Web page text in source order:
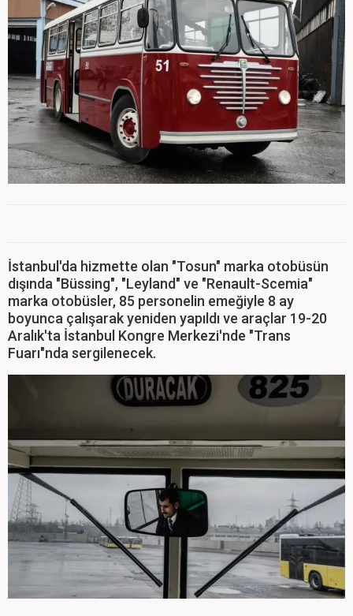
İstanbul'da hizmette olan "Tosun" marka otobüsün
dışında "Büssing", "Leyland" ve "Renault-Scemia"
marka otobüsler, 85 personelin emeğiyle 8 ay
boyunca çalışarak yeniden yapıldı ve araçlar 19-20
Aralık'ta İstanbul Kongre Merkezi'nde "Trans
Fuarı"nda sergilenecek.